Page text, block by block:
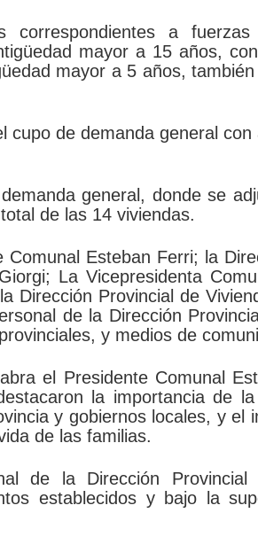
a fuerzas
mayor a 15 años,
mayor a 5 años,
de demanda general con
general, donde se
de las 14 viviendas.
Esteban Ferri; la
La Vicepresidenta
Dirección Provincial de
de la Dirección
y medios de
el Presidente Comunal
la importancia de
y gobiernos locales, y el
de las familias.
de la Dirección
establecidos y bajo la